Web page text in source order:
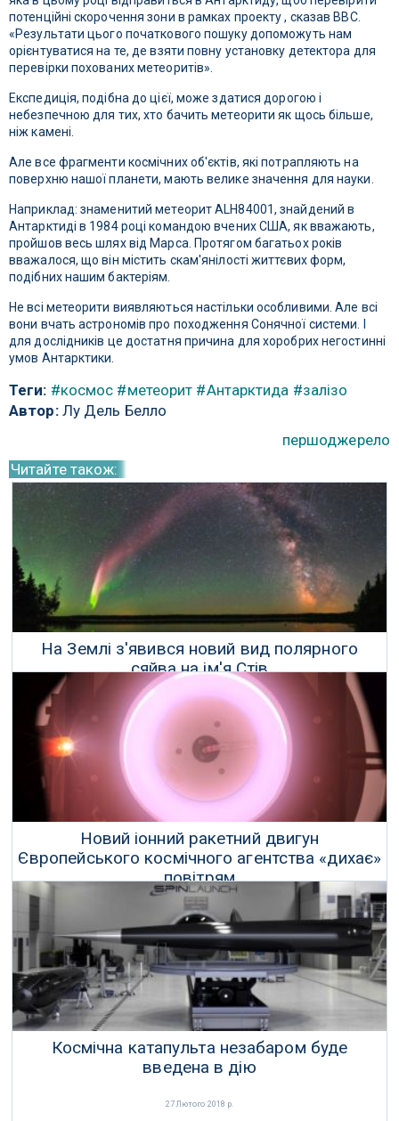
потенційні скорочення зони в рамках проекту , сказав BBC.
«Результати цього початкового пошуку допоможуть нам
орієнтуватися на те, де взяти повну установку детектора для
перевірки похованих метеоритів».
Експедиція, подібна до цієї, може здатися дорогою і
небезпечною для тих, хто бачить метеорити як щось більше,
ніж камені.
Але все фрагменти космічних об'єктів, які потрапляють на
поверхню нашої планети, мають велике значення для науки.
Наприклад: знаменитий метеорит ALH84001, знайдений в
Антарктиді в 1984 році командою вчених США, як вважають,
пройшов весь шлях від Марса. Протягом багатьох років
вважалося, що він містить скам'янілості життєвих форм,
подібних нашим бактеріям.
Не всі метеорити виявляються настільки особливими. Але всі
вони вчать астрономів про походження Сонячної системи. І
для дослідників це достатня причина для хоробрих негостинні
умов Антарктики.
Теги: #космос #метеорит #Антарктида #залізо
Автор:Лу Дель Белло
першоджерело
Читайте також:
На Землі з'явився новий вид полярного
сяйва на ім'я Стів
20 Березня 2018 р.
Новий іонний ракетний двигун
Європейського космічного агентства «дихає»
повітрям
09 Березня 2018 р.
Космічна катапульта незабаром буде
введена в дію
27 Лютого 2018 р.